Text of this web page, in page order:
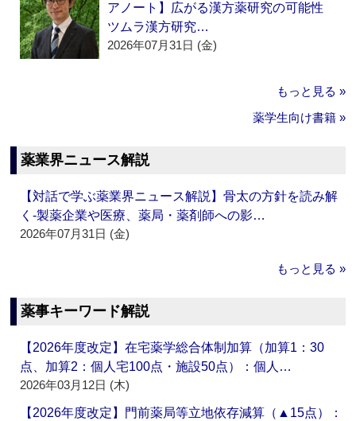
アノート】広がる漢方薬研究の可能性
ツムラ漢方研究…
2026年07月31日 (金)
もっと見る »
薬学生向け書籍 »
薬業界ニュース解説
【対話で学ぶ薬業界ニュース解説】骨太の方針を読み解
く‐製薬企業や医療、薬局・薬剤師への影…
2026年07月31日 (金)
もっと見る »
薬事キーワード解説
【2026年度改定】在宅薬学総合体制加算（加算1：30
点、加算2：個人宅100点・施設50点）：個人…
2026年03月12日 (木)
【2026年度改定】門前薬局等立地依存減算（▲15点）：